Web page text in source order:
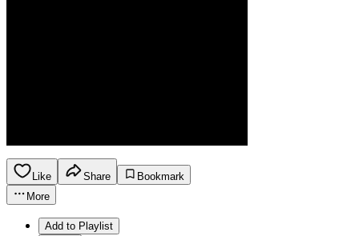
Like Share
Bookmark
More
Add to Playlist